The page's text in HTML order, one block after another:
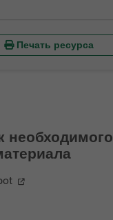
Печать ресурса
необходимого